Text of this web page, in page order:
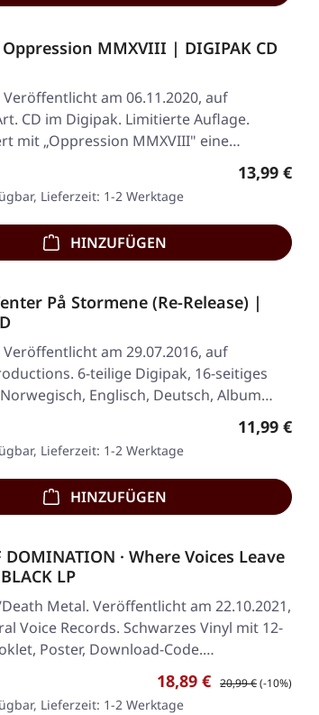
Oppression MMXVIII | DIGIPAK CD
Veröffentlicht am 06.11.2020, auf
CD im Digipak. Limitierte Auflage.
mit „Oppression MMXVIII" eine…
Regulärer
13,99 €
Lieferzeit: 1-2 Werktage
HINZUFÜGEN
På Stormene (Re-Release) |
Veröffentlicht am 29.07.2016, auf
6-teilige Digipak, 16-seitiges
Englisch, Deutsch, Album…
Regulärer
11,99 €
Lieferzeit: 1-2 Werktage
HINZUFÜGEN
DOMINATION · Where Voices Leave
LP
Metal. Veröffentlicht am 22.10.2021,
Voice Records. Schwarzes Vinyl mit 12-
Poster, Download-Code.…
Verkaufspreis:
18,89 € Regulärer Preis:
20,99 €(-10%)
Lieferzeit: 1-2 Werktage